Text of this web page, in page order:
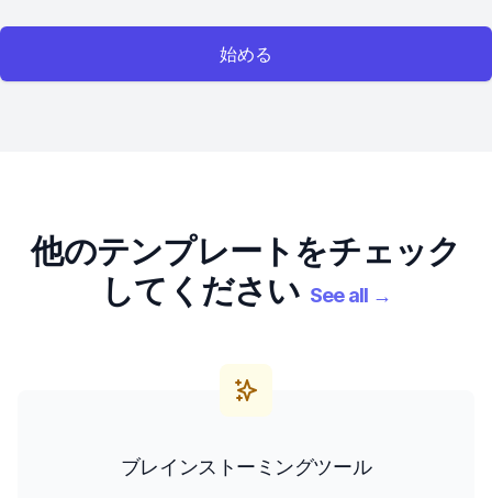
始める
他のテンプレートをチェック
してください See all →
ブレインストーミングツール